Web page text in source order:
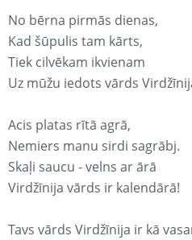
No bērna pirmās dienas,
Kad šūpulis tam kārts,
Tiek cilvēkam ikvienam
Uz mūžu iedots vārds
Acis platas rītā agrā,
Nemiers manu sirdi sagrābj.
Skaļi saucu - velns ar ārā
Virdžīnija vārds ir kalendārā!
Tavs vārds Virdžīnija ir kā